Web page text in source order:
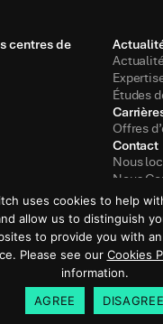
centres de
Études
Offres
Contact
Nous
Nous
uses cookies to help
allow us to distinguish
to provide you with
Please see our Cookies
information.
AGREE
DISAGREE